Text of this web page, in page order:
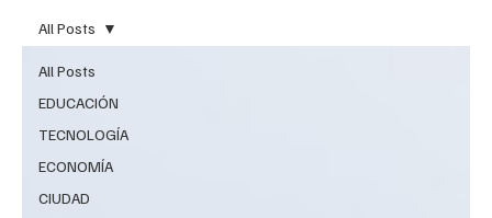
All Posts
EDUCACIÓN
TECNOLOGÍA
ECONOMÍA
CIUDAD
All Posts